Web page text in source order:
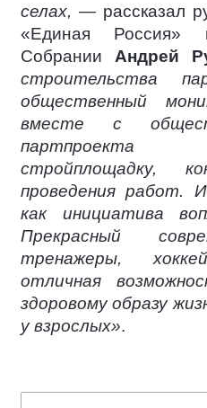
селах, — рассказал
«Единая Россия»
Собрании Андрей
строительства
общественный
вместе с
стройплощадку,
проведения работ.
как инициатива
Прекрасный
тренажеры,
отличная
здоровому образу
у взрослых».